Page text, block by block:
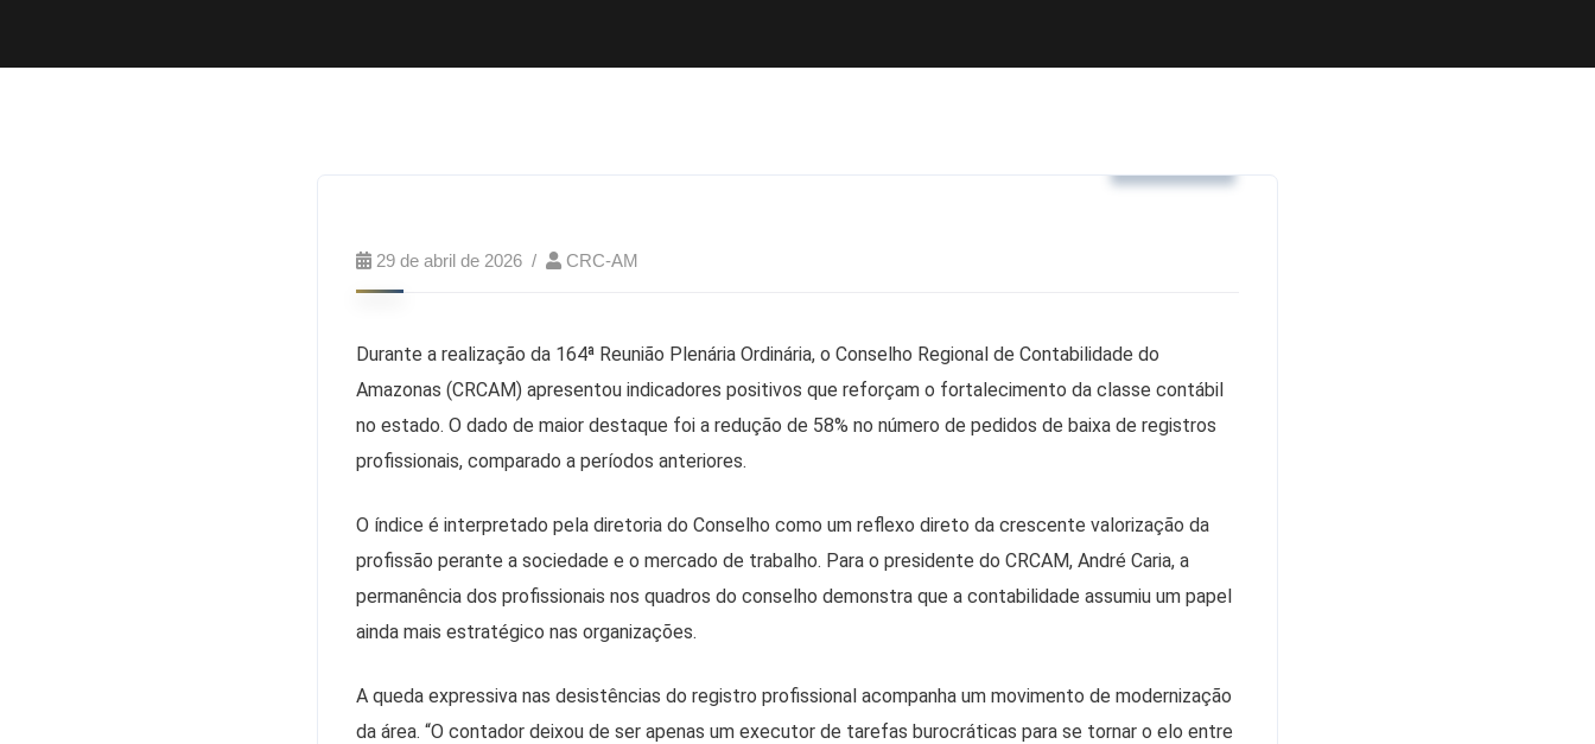
29 de abril de 2026 CRC-AM
Durante a realização da 164ª Reunião Plenária Ordinária, o Conselho Regional de Contabilidade do
Amazonas (CRCAM) apresentou indicadores positivos que reforçam o fortalecimento da classe contábil
no estado. O dado de maior destaque foi a redução de 58% no número de pedidos de baixa de registros
profissionais, comparado a períodos anteriores.
O índice é interpretado pela diretoria do Conselho como um reflexo direto da crescente valorização da
profissão perante a sociedade e o mercado de trabalho. Para o presidente do CRCAM, André Caria, a
permanência dos profissionais nos quadros do conselho demonstra que a contabilidade assumiu um papel
ainda mais estratégico nas organizações.
A queda expressiva nas desistências do registro profissional acompanha um movimento de modernização
da área. “O contador deixou de ser apenas um executor de tarefas burocráticas para se tornar o elo entre